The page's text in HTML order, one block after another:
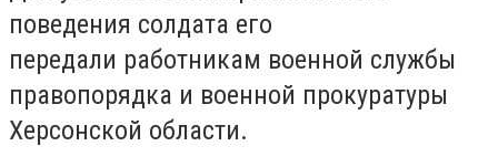
поведения солдата его
передали работникам военной службы
правопорядка и военной прокуратуры
Херсонской области.